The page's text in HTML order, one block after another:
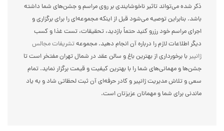
ذکر شده می‌تواند تاثیر ناخوشایندی بر روی مراسم و جشن‌های شما داشته
باشد. بنابراین توصیه می‌شود قبل از اینکه مجموعه‌ای را برای برگزاری و
اجرای مراسم خود رزرو کنید حتماً بازدید، تحقیقات، تست غذا و کسب
دیگر اطلاعات لازم را درباره آن انجام دهید. مجموعهتشریفات مجالس
ژانپیربا برخورداری از بهترین باغ و سالن عقد در شمال تهران مفتخر است تا
جشن‌ها و مهمانی‌های شما را با بهترین کیفیت و قیمت برگزار نماید. تمام
سعی و تلاش مدیریت ژانپیر و کادر حرفه‌ای آن ثبت لحظاتی شاد و به یاد
ماندنی برای شما و مهمانان عزیزتان است.